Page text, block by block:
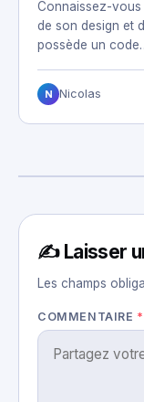
Connaissez-vous
de son design et
possède un
N Nicolas
✍️ Laisser
Les champs
COMMENTAIRE *